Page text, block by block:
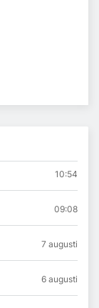
10:54
09:08
7 augusti
6 augusti